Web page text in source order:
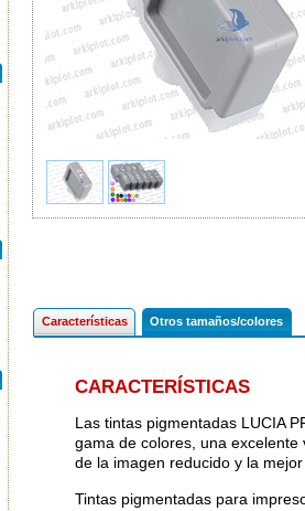
Características Otros tamaños/colores
CARACTERÍSTICAS
Las tintas pigmentadas LUCIA
gama de colores, una
de la imagen reducido y la
Tintas pigmentadas para